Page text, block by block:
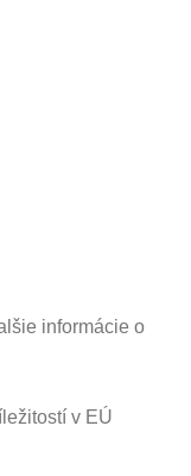
informácie o
v EÚ